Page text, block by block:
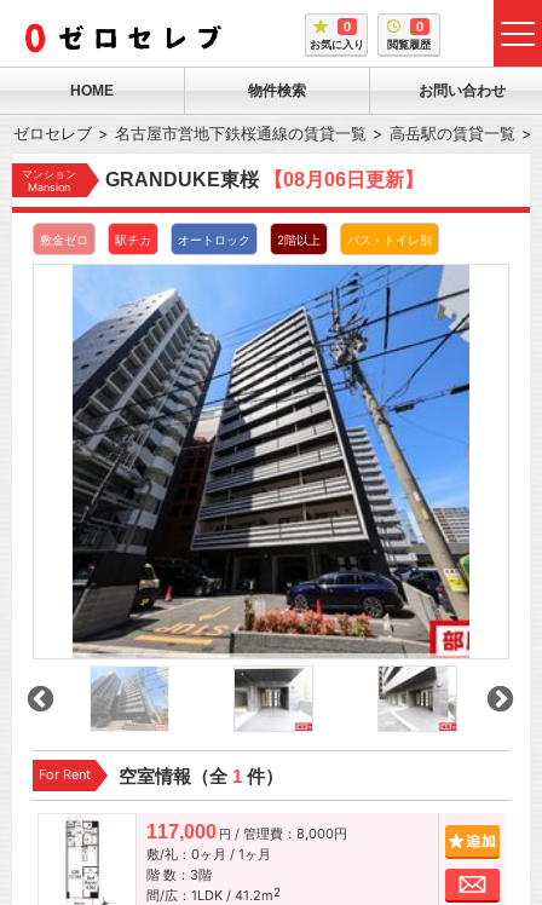
0
お気に入り
0
閲覧履歴
HOME 物件検索 お問い合わせ
ゼロセレブ 名古屋市営地下鉄桜通線の賃貸一覧 高岳駅の賃貸一覧
マンション
Mansion
GRANDUKE東桜 【08月06日更新】
敷金ゼロ 駅チカ オートロック 2階以上 バス・トイレ別
For Rent 空室情報（全 1件）
117,000 円 / 管理費：8,000円
敷/礼：0ヶ月 / 1ヶ月
階 数：3階
間/広：1LDK / 41.2m2
お問